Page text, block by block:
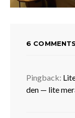
6 COMMENTS
Pingback:
den — lite